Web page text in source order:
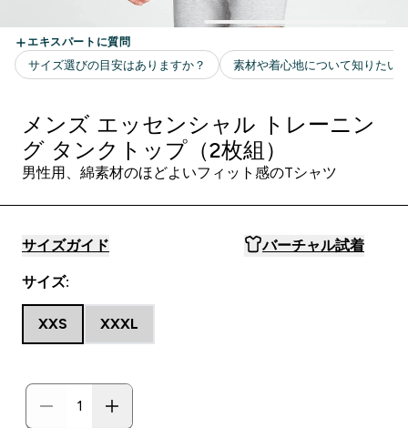
メンズ エッセンシャル トレーニン
グ タンクトップ（2枚組）
男性用、綿素材のほどよいフィット感のTシャツ
サイズガイド バーチャル試着
サイズ:
XXS XXXL